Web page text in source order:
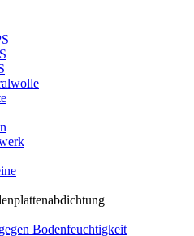
Bodenfeuchtigkeit